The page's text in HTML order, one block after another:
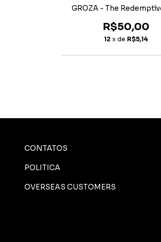
GROZA - The
R$50,00
12 x de R$5,14
CONTATOS
POLITICA
OVERSEAS CUSTOMERS